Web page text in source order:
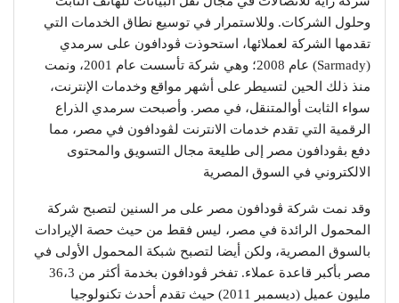
وحلول الشركات. وللاستمرار في توسيع نطاق الخدمات التي
تقدمها الشركة لعملائها، استحوذت ڤودافون على سرمدي
(Sarmady) عام 2008؛ وهي شركة تأسست عام 2001، ونمت
منذ ذلك الحين لتسيطر على أشهر مواقع وخدمات الإنترنت،
سواء الثابت أوالمتنقل، في مصر. وأصبحت سرمدي الذراع
الرقمية التي تقدم خدمات الانترنت لڤودافون في مصر، مما
دفع بڤودافون مصر إلى طليعة مجال التسويق والمحتوى
الالكتروني في السوق المصرية
وقد نمت شركة ڤودافون مصر على مر السنين لتصبح شركة
المحمول الرائدة في مصر، ليس فقط من حيث حصة الإيرادات
بالسوق المصرية، ولكن أيضا لتصبح شبكة المحمول الأولى في
مصر بأكبر قاعدة عملاء. تفخر ڤودافون بخدمة أكثر من 36،3
مليون عميل (ديسمبر 2011) حيث تقدم أحدث تكنولوجيا